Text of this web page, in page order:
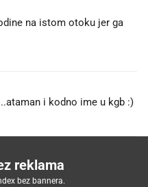
na istom otoku jer ga
i kodno ime u kgb :)
reklama
bez bannera.